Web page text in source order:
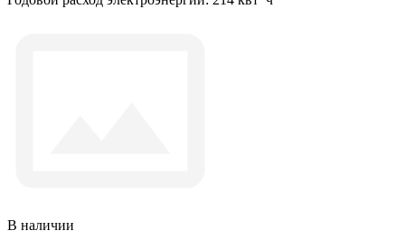
В наличии